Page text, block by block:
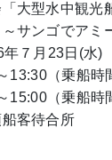
「大型水中観光
サンゴでアミ
７月23日(水)
（乗船時間
（乗船時間
客待合所